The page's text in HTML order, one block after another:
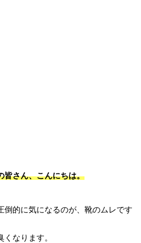
皆さん、こんにちは。
倒的に気になるのが、靴のムレです
なります。